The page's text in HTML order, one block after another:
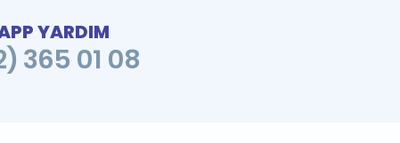
YARDIM
365 01 08